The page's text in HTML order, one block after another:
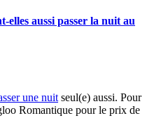
elles aussi passer la nuit au
une nuitseul(e) aussi. Pour
Romantique pour le prix de